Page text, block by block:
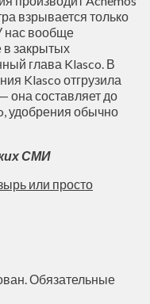
взрывается только
нас вообще
в закрытых
глава Klasco. В
Klasco отгрузила
она составляет до
удобрения обычно
СМИ
или просто
Обязательные